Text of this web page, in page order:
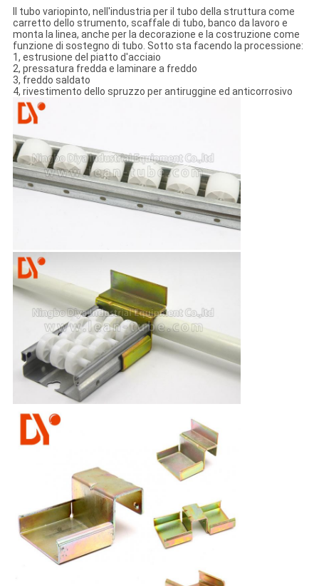
Il tubo variopinto, nell'industria per il tubo della struttura come
carretto dello strumento, scaffale di tubo, banco da lavoro e
monta la linea, anche per la decorazione e la costruzione come
funzione di sostegno di tubo. Sotto sta facendo la processione:
1, estrusione del piatto d'acciaio
2, pressatura fredda e laminare a freddo
3, freddo saldato
4, rivestimento dello spruzzo per antiruggine ed anticorrosivo